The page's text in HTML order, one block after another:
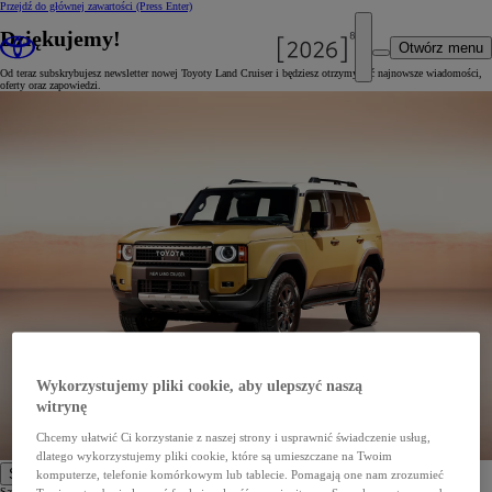
Przejdź do głównej zawartości (Press Enter)
Otwórz menu
Dziękujemy!
Od teraz subskrybujesz newsletter nowej Toyoty Land Cruiser i będziesz otrzymywać najnowsze wiadomości,
oferty oraz zapowiedzi.
Samochody
Wykorzystujemy pliki cookie, aby ulepszyć naszą
witrynę
Chcemy ułatwić Ci korzystanie z naszej strony i usprawnić świadczenie usług,
dlatego wykorzystujemy pliki cookie, które są umieszczane na Twoim
komputerze, telefonie komórkowym lub tablecie. Pomagają one nam zrozumieć